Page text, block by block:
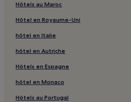
Hôtels au Maroc
Hôtel en Royaume-Uni
hôtel en Italie
hôtel en Autriche
Hôtels en Espagne
hôtel en Monaco
Hôtels au Portugal